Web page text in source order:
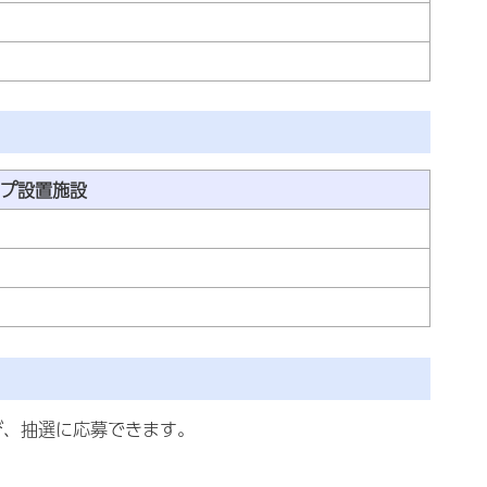
設置施設
抽選に応募できます。